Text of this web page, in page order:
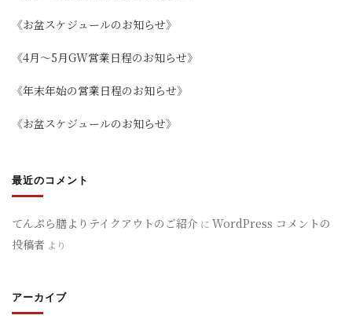
《お盆スケジュールのお知らせ》
《4月～5月GW営業日程のお知らせ》
《年末年始の営業日程のお知らせ》
《お盆スケジュールのお知らせ》
最近のコメント
てんぷら膳よりテイクアウトのご紹介 に WordPress コメントの
投稿者 より
アーカイブ